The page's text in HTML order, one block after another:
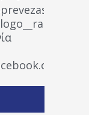
wp-
]